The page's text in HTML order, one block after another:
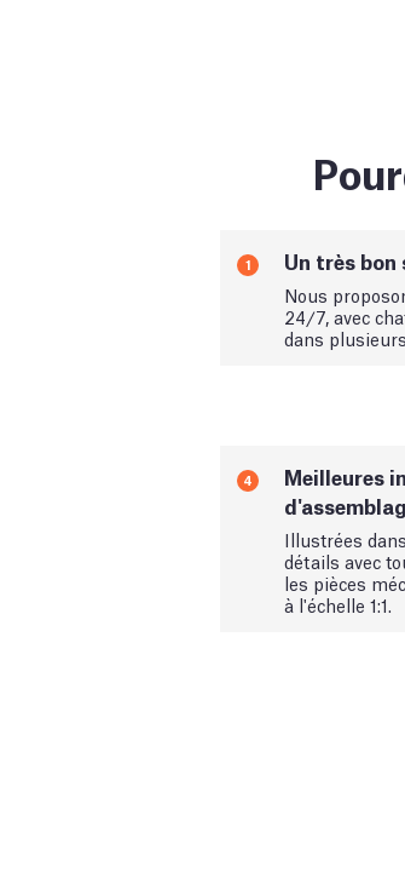
1 Un très bon
Nous
24/7, avec
dans
4
Meilleures
Illustrées
détails avec
les pièces
à l'échelle 1:1.